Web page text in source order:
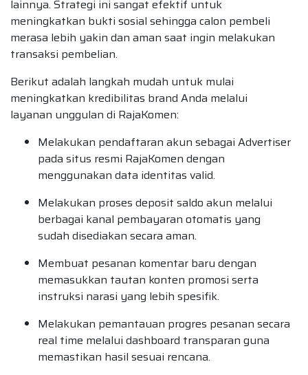
lainnya. Strategi ini sangat efektif untuk
meningkatkan bukti sosial sehingga calon pembeli
merasa lebih yakin dan aman saat ingin melakukan
transaksi pembelian.
Berikut adalah langkah mudah untuk mulai
meningkatkan kredibilitas brand Anda melalui
layanan unggulan di RajaKomen:
Melakukan pendaftaran akun sebagai Advertiser
pada situs resmi RajaKomen dengan
menggunakan data identitas valid.
Melakukan proses deposit saldo akun melalui
berbagai kanal pembayaran otomatis yang
sudah disediakan secara aman.
Membuat pesanan komentar baru dengan
memasukkan tautan konten promosi serta
instruksi narasi yang lebih spesifik.
Melakukan pemantauan progres pesanan secara
real time melalui dashboard transparan guna
memastikan hasil sesuai rencana.